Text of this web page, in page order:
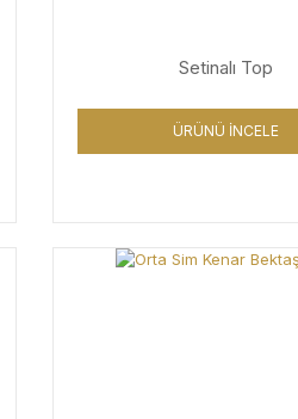
Setinalı Top
ÜRÜNÜ İNCELE